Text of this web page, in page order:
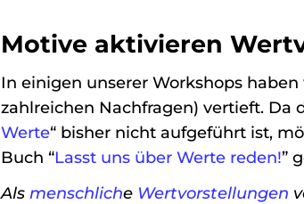
Motive aktivieren
In einigen unserer Workshops
zahlreichen Nachfragen) vertieft. Da
Werte“ bisher nicht aufgeführt ist,
Buch “Lasst uns über Werte reden!”
Als menschliche Wertvorstellungen